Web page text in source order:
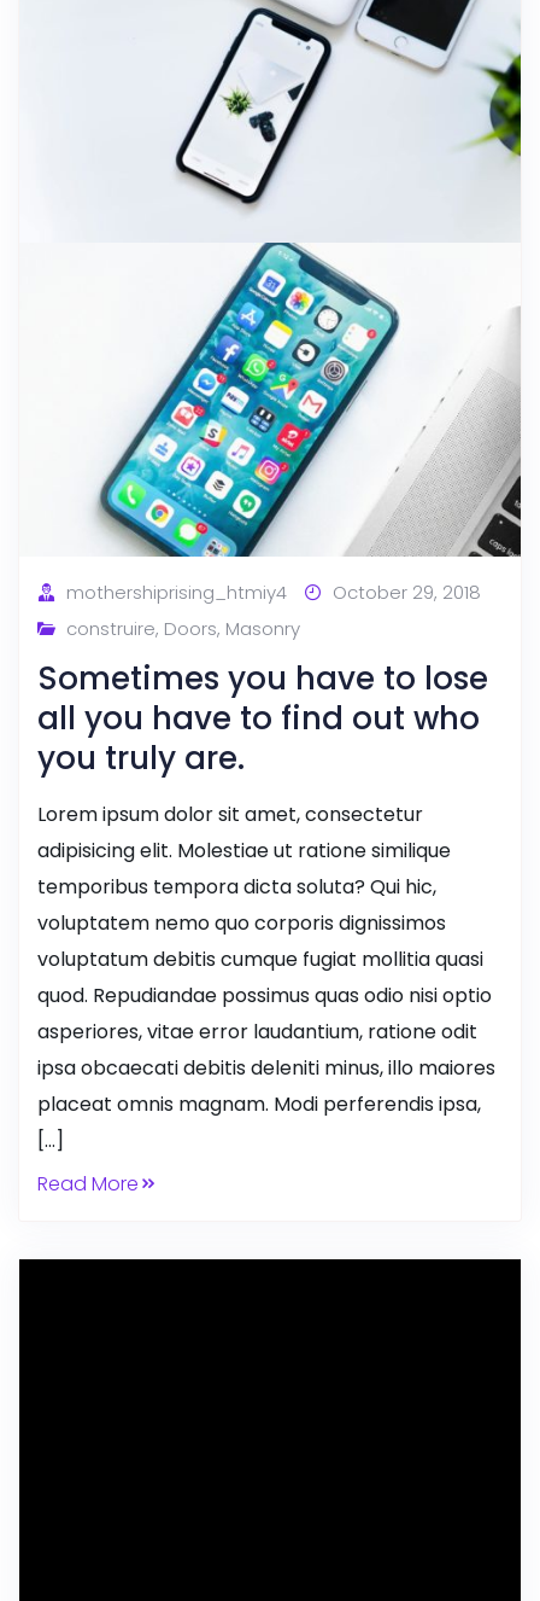
mothershiprising_htmiy4
October 29, 2018
construire, Doors, Masonry
Sometimes you have to lose
all you have to find out who
you truly are.
Lorem ipsum dolor sit amet, consectetur
adipisicing elit. Molestiae ut ratione similique
temporibus tempora dicta soluta? Qui hic,
voluptatem nemo quo corporis dignissimos
voluptatum debitis cumque fugiat mollitia quasi
quod. Repudiandae possimus quas odio nisi optio
asperiores, vitae error laudantium, ratione odit
ipsa obcaecati debitis deleniti minus, illo maiores
placeat omnis magnam. Modi perferendis ipsa,
[…]
Read More